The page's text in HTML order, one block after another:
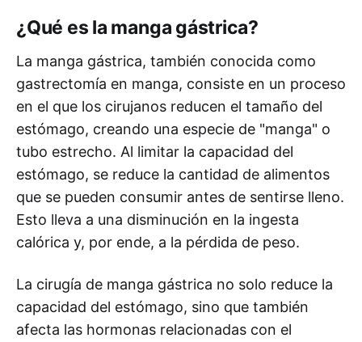
¿Qué es la manga gástrica?
La manga gástrica, también conocida como
gastrectomía en manga, consiste en un proceso
en el que los cirujanos reducen el tamaño del
estómago, creando una especie de "manga" o
tubo estrecho. Al limitar la capacidad del
estómago, se reduce la cantidad de alimentos
que se pueden consumir antes de sentirse lleno.
Esto lleva a una disminución en la ingesta
calórica y, por ende, a la pérdida de peso.
La cirugía de manga gástrica no solo reduce la
capacidad del estómago, sino que también
afecta las hormonas relacionadas con el